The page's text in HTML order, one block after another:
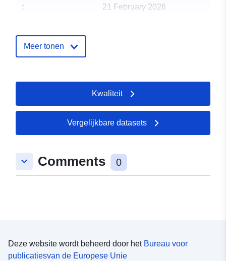
:
21 February 2026
Ruimtelijk:
49.5277 ], [ 6.48933, 49.527
], [ 6.48814, 49.527 ], [
6.48814, 49.5277 ] ]
Soort: Polygon
hulpmiddel:
Meer tonen
Kwaliteit
Vergelijkbare datasets
keyboard_arrow_down Comments 0
Deze website wordt beheerd door het Bureau voor
publicatiesvan de Europese Unie